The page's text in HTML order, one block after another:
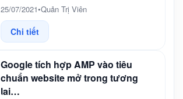
25/07/2021•Quản Trị Viên
Chi tiết
Google tích hợp AMP vào tiêu
chuẩn website mở trong tương
lai…